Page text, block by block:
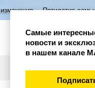
семьи в
Самые
новости и
в нашем канале